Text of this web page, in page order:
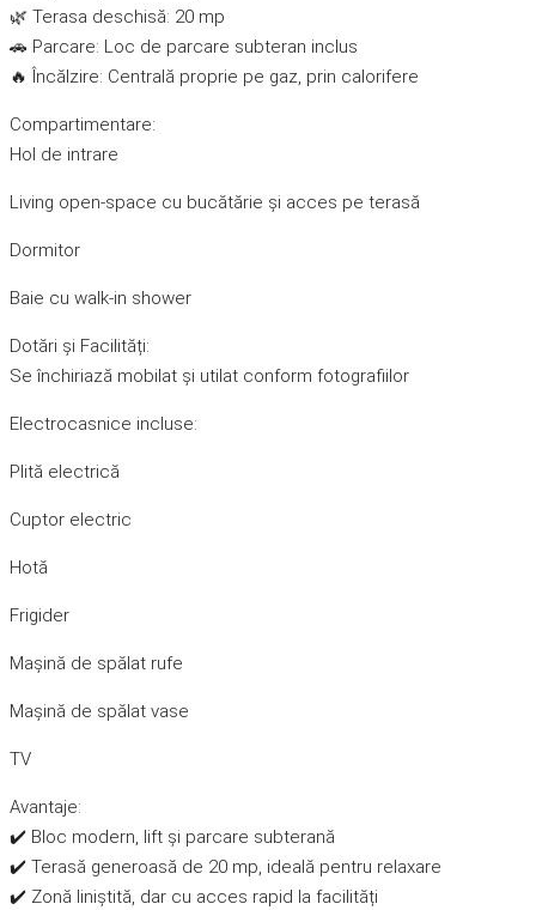
🌿 Terasa deschisă: 20 mp
🚗 Parcare: Loc de parcare subteran inclus
🔥 Încălzire: Centrală proprie pe gaz, prin calorifere
Compartimentare:
Hol de intrare
Living open-space cu bucătărie și acces pe terasă
Dormitor
Baie cu walk-in shower
Dotări și Facilități:
Se închiriază mobilat și utilat conform fotografiilor
Electrocasnice incluse:
Plită electrică
Cuptor electric
Hotă
Frigider
Mașină de spălat rufe
Mașină de spălat vase
TV
Avantaje:
✔️ Bloc modern, lift și parcare subterană
✔️ Terasă generoasă de 20 mp, ideală pentru relaxare
✔️ Zonă liniștită, dar cu acces rapid la facilități